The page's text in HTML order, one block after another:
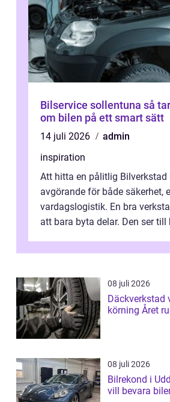
Bilservice sollentuna så tar du hand
om bilen på ett smart sätt
14 juli 2026
admin
inspiration
Att hitta en pålitlig Bilverkstad
avgörande för både säkerhet,
vardagslogistik. En bra
att bara byta delar. Den ser till
08 juli 2026
Däckverkstad
körning Året
08 juli 2026
Bilrekond i
vill bevara